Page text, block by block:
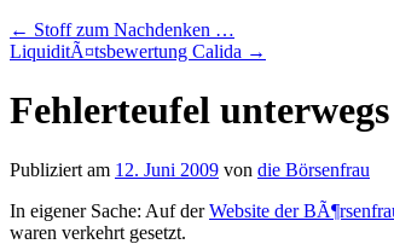
← Stoff zum Nachdenken …
LiquiditÃ¤tsbewertung Calida →
Fehlerteufel
Publiziert am 12. Juni 2009 von die Börsenfrau
In eigener Sache: Auf derWebsite der
waren verkehrt gesetzt.